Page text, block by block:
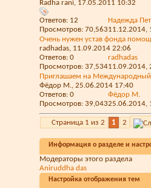
Radha rani, 17.05.2011 10:32
Ответов: 12
Просмотров: 70,563
Надежда
11.12.2014,
Очень нужен устав фонда
radhadas, 11.09.2014 22:06
Ответов: 0
Просмотров: 37,534
radhadas
11.09.2014,
Приглашаем на Международный
Фёдор М., 25.06.2014 17:40
Ответов: 0
Просмотров: 39,043
Фёдор М.
25.06.2014,
Страница 1 из 2 1 2
Информация о разделе и
Модераторы этого раздела
Aniruddha das
Настройка отображения тем